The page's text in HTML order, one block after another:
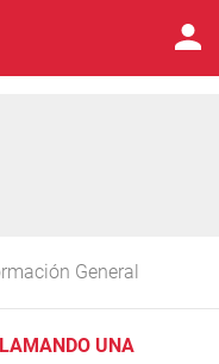
General
UNA